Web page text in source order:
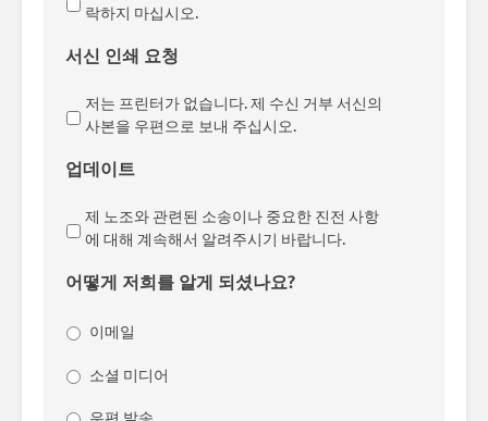
락하지 마십시오.
서신 인쇄 요청
저는 프린터가 없습니다. 제 수신 거부 서신의
사본을 우편으로 보내 주십시오.
업데이트
제 노조와 관련된 소송이나 중요한 진전 사항
에 대해 계속해서 알려주시기 바랍니다.
어떻게 저희를 알게 되셨나요?
이메일
소셜 미디어
우편 발송